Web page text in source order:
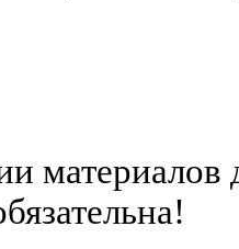
материалов